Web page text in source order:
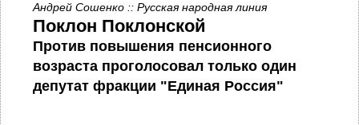
Андрей Сошенко :: Русская народная линия
Поклон Поклонской
Против повышения пенсионного
возраста проголосовал только один
депутат фракции "Единая Россия"